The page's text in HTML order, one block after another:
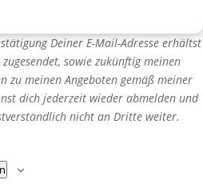
Deiner E-Mail-Adresse erhältst
sowie zukünftig meinen
zu meinen Angeboten gemäß meiner
dich jederzeit wieder abmelden und
nicht an Dritte weiter.